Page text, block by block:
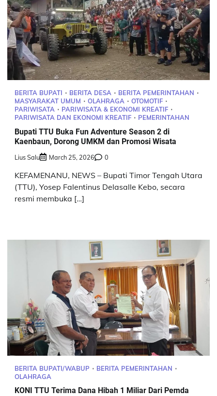
BERITA BUPATI BERITA DESA
BERITA PEMERINTAHAN
MASYARAKAT UMUM
OLAHRAGA
OTOMOTIF
PARIWISATA
PARIWISATA & EKONOMI KREATIF
PARIWISATA DAN EKONOMI KREATIF
PEMERINTAHAN
Bupati TTU Buka Fun Adventure Season 2 di
Kaenbaun, Dorong UMKM dan Promosi Wisata
Lius Salu March 25, 2026 0
KEFAMENANU, NEWS – Bupati Timor Tengah Utara
(TTU), Yosep Falentinus Delasalle Kebo, secara
resmi membuka […]
BERITA BUPATI/WABUP
BERITA PEMERINTAHAN
OLAHRAGA
KONI TTU Terima Dana Hibah 1 Miliar Dari Pemda